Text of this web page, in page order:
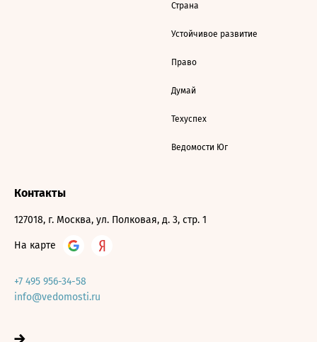
Страна
Устойчивое развитие
Право
Думай
Техуспех
Ведомости Юг
Контакты
127018, г. Москва, ул. Полковая, д. 3, стр. 1
На карте
+7 495 956-34-58
info@vedomosti.ru